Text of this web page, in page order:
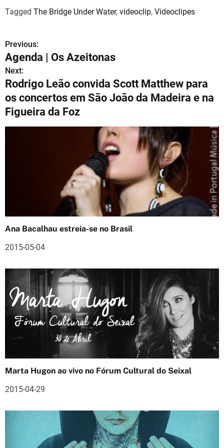
Tagged The Bridge Under Water, videoclip, Videoclipes
N
a
v
e
g
d
i
s
Previous:
Agenda | Os Azeitonas
Next:
Rodrigo Leão convida Scott Matthew para
os concertos em São João da Madeira e na
Figueira da Foz
Ana Bacalhau estreia-se no Brasil
2015-05-04
Marta Hugon ao vivo no Fórum Cultural do Seixal
2015-04-29